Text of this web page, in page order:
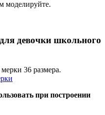
моделируйте.
девочки школьного
36 размера.
при построении